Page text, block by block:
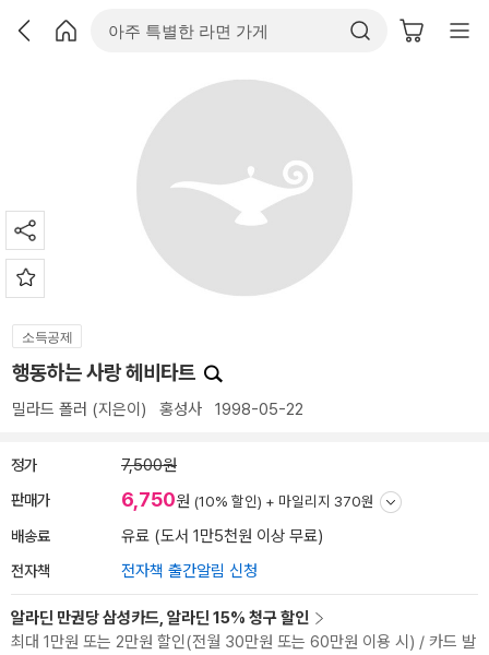
소득공제
행동하는 사랑 헤비타트
밀라드 폴러 (지은이) 홍성사 1998-05-22
정가 7,500원
판매가 6,750원 (10% 할인) + 마일리지 370원
배송료 유료 (도서 1만5천원 이상 무료)
전자책 전자책 출간알림 신청
알라딘 만권당 삼성카드, 알라딘 15% 청구 할인
최대 1만원 또는 2만원 할인(전월 30만원 또는 60만원 이용 시) / 카드 발